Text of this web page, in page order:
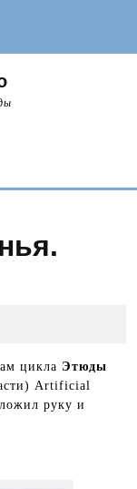
цикла Этюды
Artificial
руку и